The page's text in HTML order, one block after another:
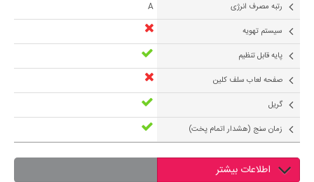
رتبه مصرف انرژی
A
سیستم تهویه
پایه قابل تنظیم
صفحه لعاب سلف کلین
گریل
زمان سنج (هشدار اتمام پخت)
اطلاعات بیشتر